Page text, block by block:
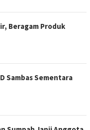
Beragam Produk
Sambas Sementara